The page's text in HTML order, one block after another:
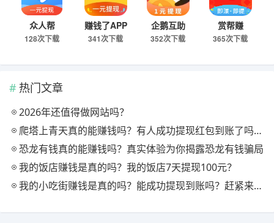
众人帮
128次下载
赚钱了APP
341次下载
企鹅互助
352次下载
赏帮赚
365次下载
热门文章
2026年还值得做网站吗？
爬塔上青天真的能赚钱吗？有人成功提现红包到账了吗？真相大揭秘！
恐龙有钱真的能赚钱吗？真实体验为你揭露恐龙有钱骗局
我的饭店赚钱是真的吗？我的饭店7天提现100元？
我的小吃街赚钱是真的吗？能成功提现到账吗？赶紧来瞧瞧吧